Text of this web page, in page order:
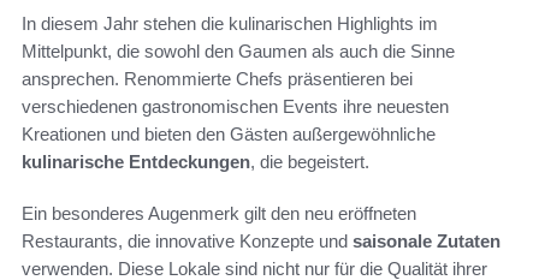
In diesem Jahr stehen die kulinarischen Highlights im
Mittelpunkt, die sowohl den Gaumen als auch die Sinne
ansprechen. Renommierte Chefs präsentieren bei
verschiedenen gastronomischen Events ihre neuesten
Kreationen und bieten den Gästen außergewöhnliche
kulinarische Entdeckungen, die begeistert.
Ein besonderes Augenmerk gilt den neu eröffneten
Restaurants, die innovative Konzepte und saisonale Zutaten
verwenden. Diese Lokale sind nicht nur für die Qualität ihrer